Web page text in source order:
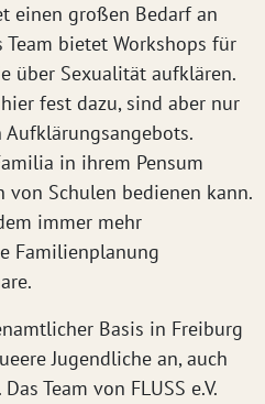
einen großen Bedarf an
bietet Workshops für
über Sexualität aufklären.
fest dazu, sind aber nur
in ihrem Pensum
Schulen bedienen kann.
immer mehr
Familienplanung
Basis in Freiburg
Jugendliche an, auch
Team von FLUSS e.V.